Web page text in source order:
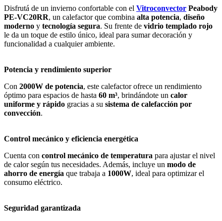
Disfrutá de un invierno confortable con el Vitroconvector Peabody
PE-VC20RR, un calefactor que combina alta potencia, diseño
moderno y tecnología segura. Su frente de vidrio templado rojo
le da un toque de estilo único, ideal para sumar decoración y
funcionalidad a cualquier ambiente.
Potencia y rendimiento superior
Con 2000W de potencia, este calefactor ofrece un rendimiento
óptimo para espacios de hasta 60 m³, brindándote un calor
uniforme y rápido gracias a su sistema de calefacción por
convección.
Control mecánico y eficiencia energética
Cuenta con control mecánico de temperatura para ajustar el nivel
de calor según tus necesidades. Además, incluye un modo de
ahorro de energía que trabaja a 1000W, ideal para optimizar el
consumo eléctrico.
Seguridad garantizada